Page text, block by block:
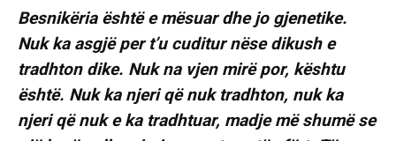
Besnikëria është e mësuar dhe jo gjenetike.
Nuk ka asgjë per t’u cuditur nëse dikush e
tradhton dike. Nuk na vjen mirë por, kështu
është. Nuk ka njeri që nuk tradhton, nuk ka
njeri që nuk e ka tradhtuar, madje më shumë se